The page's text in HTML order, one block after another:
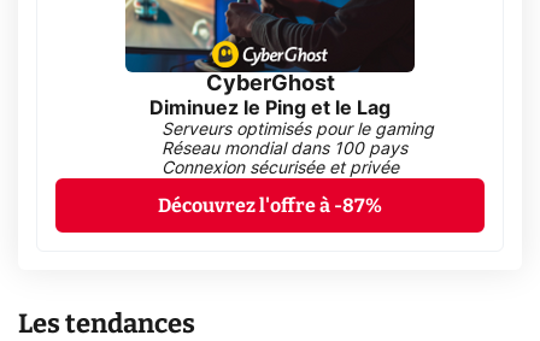
CyberGhost
Diminuez le Ping et le Lag
Serveurs optimisés pour le gaming
Réseau mondial dans 100 pays
Connexion sécurisée et privée
Découvrez l'offre à -87%
Les tendances